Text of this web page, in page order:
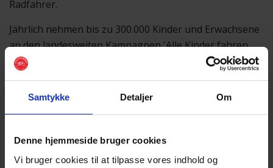
Samtykke Detaljer Om
Denne hjemmeside bruger cookies
Vi bruger cookies til at tilpasse vores indhold og
Radfahrer.
Jährlich nehmen bis zu 300.000 Kinder und Erwachsene
an den landesweiten Kampagnen 'Alle Kinder fahren
Fahrrad' (Alle Børn Cykler), 'Mit dem Rad zur Arbeit' (Vi
Cykeldag) teil.
Kontakt
Sekretariat